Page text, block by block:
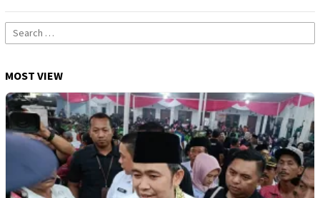
Search
for:
MOST VIEW